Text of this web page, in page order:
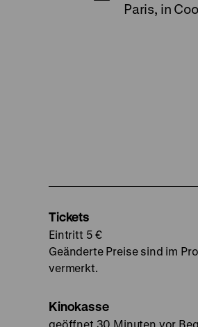
Paris, in
Tickets
Eintritt 5 €
Geänderte Preise sind im
vermerkt.
Kinokasse
geöffnet 30 Minuten vor